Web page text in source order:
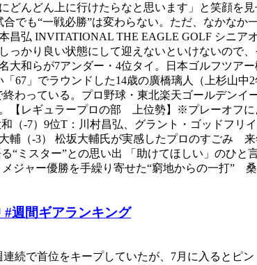
んどん上に行けたらなと思います」と笑顔を
でも“一戦必勝”は変わらない。ただ、なかな
弘 INVITATIONAL THE EAGLE GOLF シニア
かり良い状態にして迎えないといけないので
和らが7アンダー・4位タイ。日本ゴルフツア
67」でラウンドした14歳の廣橋璃人（上杉山
わっている。プロ野球・東北楽天ゴールデンイ
【レギュラープロの部 上位勢】※プレーオフ
（-7）9位T：川村昌弘、グラント・ゴッドフリ
輔（-3） 松坂大輔氏が実感したプロのすごみ
ミスター”との思い出 「助けてほしい」のひ
ャー優勝を手繰り寄せた“窮地からの一打”
週間ギアランキング
で首位をキープしていたが、7月に入るとピン